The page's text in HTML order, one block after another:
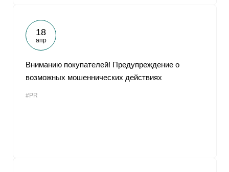
18
апр
Вниманию покупателей! Предупреждение о
возможных мошеннических действиях
#PR